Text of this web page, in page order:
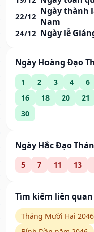
22/12 Ngày thành
Nam
24/12 Ngày lễ
Ngày Hoàng Đạo
1 2 3 4 6
16
18 20 21
30
Ngày Hắc Đạo
5 7 11 13
Tìm kiếm liên quan
Tháng Mười Hai 2046